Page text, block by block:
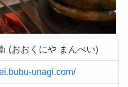
(おおくにや まんべい)
unagi.com/